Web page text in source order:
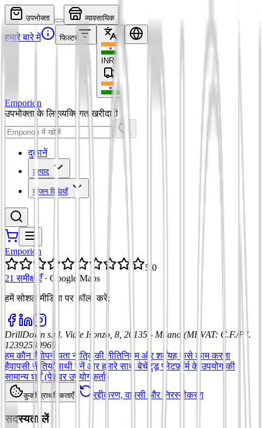
उपभोक्ता व्यावसायिक
हमारे बारे में फिल्टर
INR
Emporion
उपभोक्ता के लिएव्यक्तिगत खरीदारी
दुकानें
उत्पाद
व्यंजन विधियाँ
Emporion
5.0
21 समीक्षाएँ · Google Maps
हमें सोशल मीडिया पर फॉलो करें:
DrillDown s.r.l. Viale Isonzo, 8, 20135 - Milano (MI) VAT: C.F./P.I.
12392590969
हम कौन हैं गोपनीयता नीतिकुकी नीतिनियम और शर्तेंयह कैसे काम करता
हैवापसी नीतियाँसाथी बनें और हमारे साथ बेचें टुडू प्लेटफ़ॉर्म के उपयोग की
सामान्य शर्तें (पेशेवर उपयोगकर्ता)
कुकी प्राथमिकताएँ रद्दीकरण, वापसी और निरस्तीकरण
सदस्यता लें